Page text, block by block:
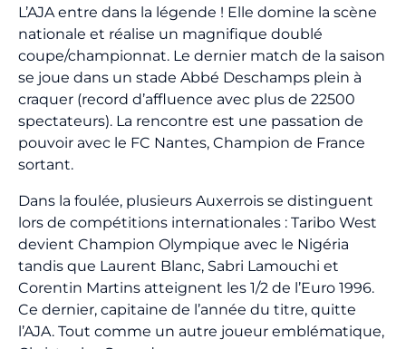
L’AJA entre dans la légende ! Elle domine la scène
nationale et réalise un magnifique doublé
coupe/championnat. Le dernier match de la saison
se joue dans un stade Abbé Deschamps plein à
craquer (record d’affluence avec plus de 22500
spectateurs). La rencontre est une passation de
pouvoir avec le FC Nantes, Champion de France
sortant.
Dans la foulée, plusieurs Auxerrois se distinguent
lors de compétitions internationales : Taribo West
devient Champion Olympique avec le Nigéria
tandis que Laurent Blanc, Sabri Lamouchi et
Corentin Martins atteignent les 1/2 de l’Euro 1996.
Ce dernier, capitaine de l’année du titre, quitte
l’AJA. Tout comme un autre joueur emblématique,